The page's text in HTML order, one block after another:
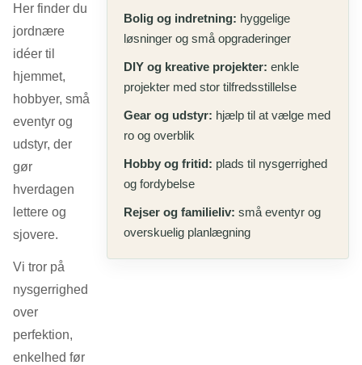
Her finder du
jordnære
idéer til
hjemmet,
hobbyer, små
eventyr og
udstyr, der
gør
hverdagen
lettere og
sjovere.
Vi tror på
nysgerrighed
over
perfektion,
enkelhed før
Bolig og indretning: hyggelige
løsninger og små opgraderinger
DIY og kreative projekter: enkle
projekter med stor tilfredsstillelse
Gear og udstyr: hjælp til at vælge med
ro og overblik
Hobby og fritid: plads til nysgerrighed
og fordybelse
Rejser og familieliv: små eventyr og
overskuelig planlægning